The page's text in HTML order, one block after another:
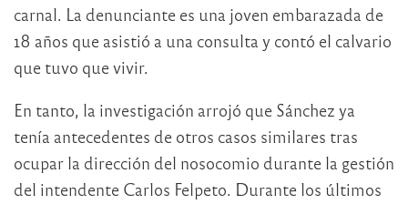
carnal. La denunciante es una joven embarazada de
18 años que asistió a una consulta y contó el calvario
que tuvo que vivir.
En tanto, la investigación arrojó que Sánchez ya
tenía antecedentes de otros casos similares tras
ocupar la dirección del nosocomio durante la gestión
del intendente Carlos Felpeto. Durante los últimos